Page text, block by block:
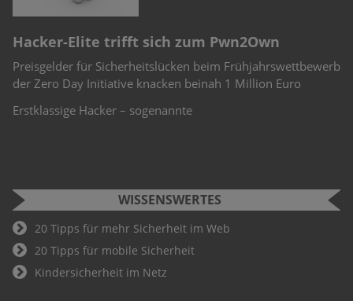
Cyber Security Challenge 2022
Schüler und Studenten können bei der Cyber Security
Challenge teilnehmen. Wer hier als Gewinner hervorgeht, ist
WISSENSWERTES
20 Tipps für mehr Sicherheit im Web
20 Tipps für mobile Sicherheit
Kindersicherheit im Netz